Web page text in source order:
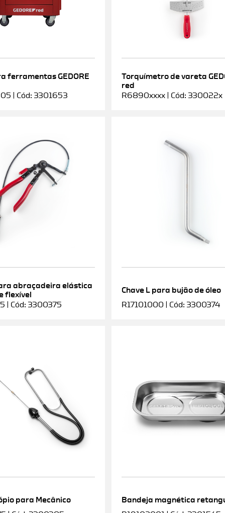
ferramentas GEDORE
| Cód: 3301653
Torquímetro de vareta
red
R6890xxxx | Cód: 330022x
abraçadeira elástica
flexível
| Cód: 3300375
Chave L para bujão de óleo
R17101000 | Cód: 3300374
para Mecânico
Bandeja magnética